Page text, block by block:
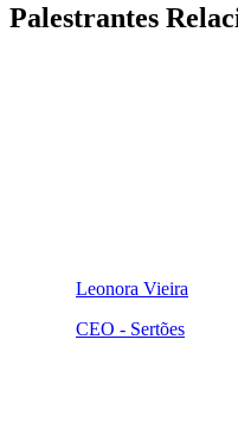
compartilhada pode inspirar
Palestrantes
Leonora Vieira
CEO - Sertões